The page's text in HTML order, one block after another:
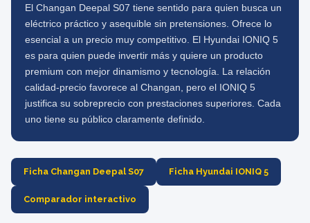
El Changan Deepal S07 tiene sentido para quien busca un
eléctrico práctico y asequible sin pretensiones. Ofrece lo
esencial a un precio muy competitivo. El Hyundai IONIQ 5
es para quien puede invertir más y quiere un producto
premium con mejor dinamismo y tecnología. La relación
calidad-precio favorece al Changan, pero el IONIQ 5
justifica su sobreprecio con prestaciones superiores. Cada
uno tiene su público claramente definido.
Ficha Changan Deepal S07 Ficha Hyundai IONIQ 5
Comparador interactivo